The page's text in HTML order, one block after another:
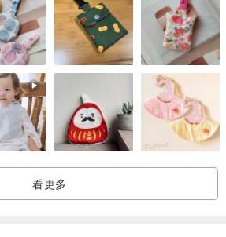
看更多